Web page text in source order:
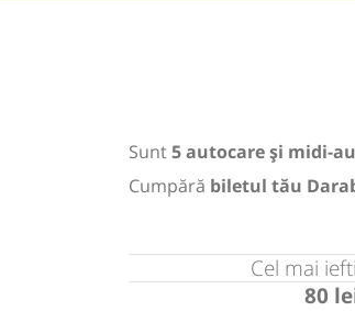
Sunt5 autocare și midi-
Cumpără biletul tău
Cel mai
80